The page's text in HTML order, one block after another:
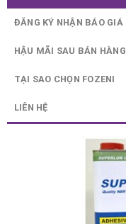
ĐĂNG KÝ NHẬN BÁO GIÁ
HẬU MÃI SAU BÁN HÀNG
TẠI SAO CHỌN FOZENI
LIÊN HỆ